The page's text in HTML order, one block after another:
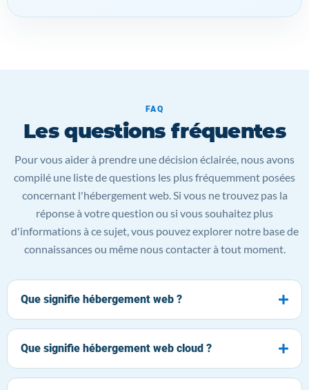
FAQ
Les questions fréquentes
Pour vous aider à prendre une décision éclairée, nous avons
compilé une liste de questions les plus fréquemment posées
concernant l'hébergement web. Si vous ne trouvez pas la
réponse à votre question ou si vous souhaitez plus
d'informations à ce sujet, vous pouvez explorer notre base de
connaissances ou même nous contacter à tout moment.
Que signifie hébergement web ?
Que signifie hébergement web cloud ?